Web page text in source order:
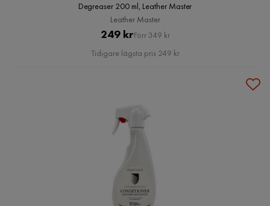
Degreaser 200 ml, Leather Master
Leather Master
Pris
249 krOriginal
Pris
Förr 349 kr
Tidigare lägsta pris 249 kr